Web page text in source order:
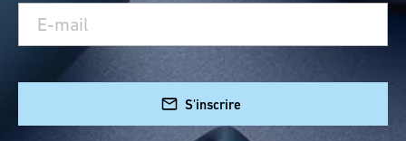
S'inscrire